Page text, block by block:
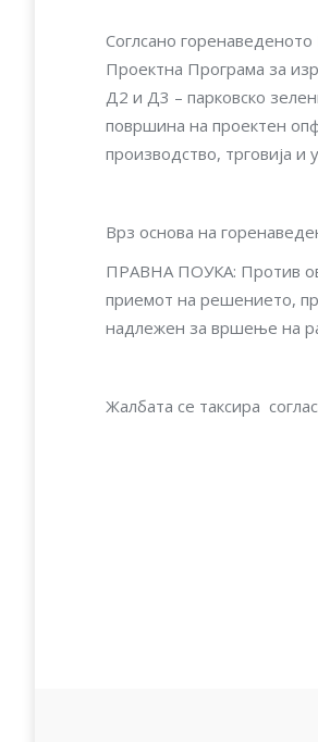
Соглсано
Проектна Програма за
Д2 и Д3 – парковско
површина на проектен
производство,
Врз основа на
ПРАВНА ПОУКА: Против
приемот на решението,
надлежен за вршење на
Жалбата се таксира